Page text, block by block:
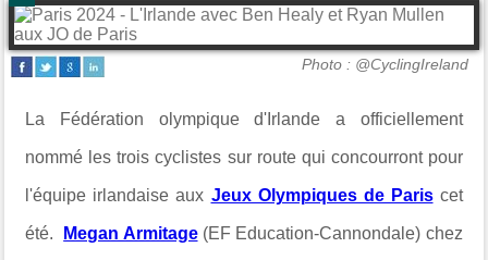
Photo : @CyclingIreland
La Fédération olympique d'Irlande a officiellement
nommé les trois cyclistes sur route qui concourront pour
l'équipe irlandaise aux Jeux Olympiques de Pariscet
été. Megan Armitage(EF Education-Cannondale) chez